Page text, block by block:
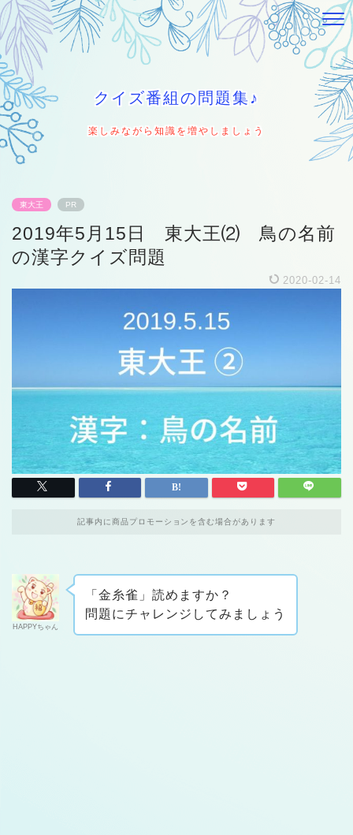
クイズ番組の問題集♪
楽しみながら知識を増やしましょう
東大王 PR
2019年5月15日 東大王⑵ 鳥の名前
の漢字クイズ問題
2020-02-14
記事内に商品プロモーションを含む場合があります
HAPPYちゃん
「金糸雀」読めますか？
問題にチャレンジしてみましょう